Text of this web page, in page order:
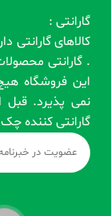
گارانتی :
کالاهای گارانتی
. گارانتی
این فروشگاه
نمی پذیرد. قبل
گارانتی کننده